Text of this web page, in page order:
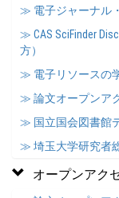
≫ 電子ジャーナル
≫ CAS SciFinder
方）
≫ 電子リソースの
≫ 論文オープンア
≫ 国立国会図書館
≫ 埼玉大学研究者
オープンアク